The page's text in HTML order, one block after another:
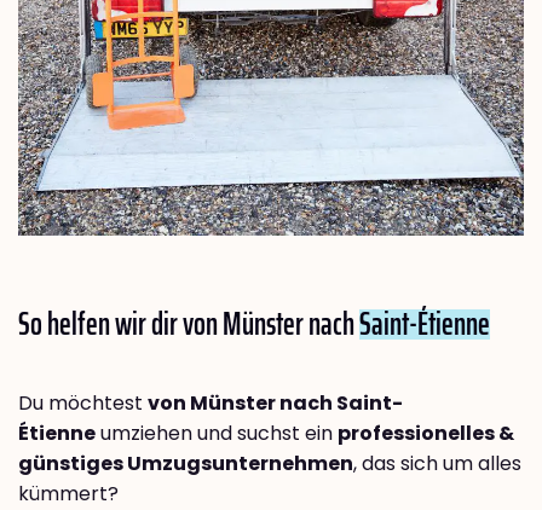
So helfen wir dir von Münster nachSaint-Étienne
Du möchtest von Münster nach Saint-
Étienneumziehen und suchst ein professionelles &
günstiges Umzugsunternehmen, das sich um alles
kümmert?